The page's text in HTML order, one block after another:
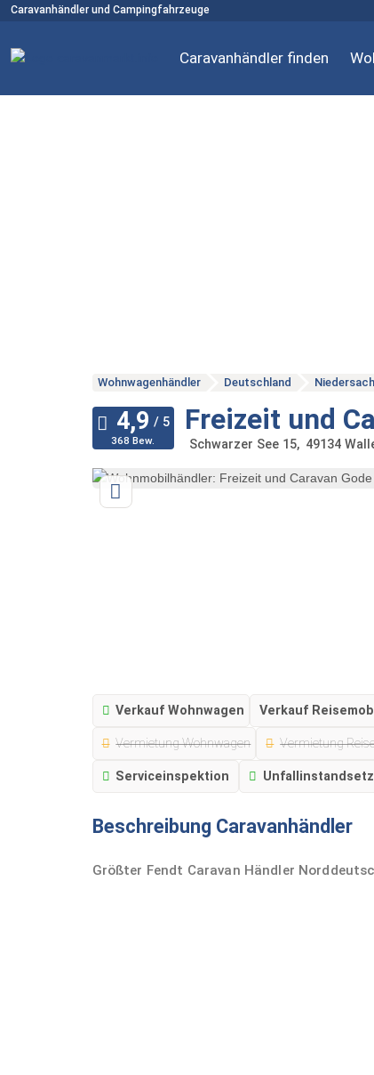
Caravanhändler und Campingfahrzeuge
Caravanhändler finden
Wohnwagenhändler Deutschland
Freizeit und
Schwarzer See 15 49134
368 Bew.
Verkauf Wohnwagen Verkauf
Vermietung Wohnwagen Vermietung
Serviceinspektion
Beschreibung Caravanhändler
Größter Fendt Caravan Händler